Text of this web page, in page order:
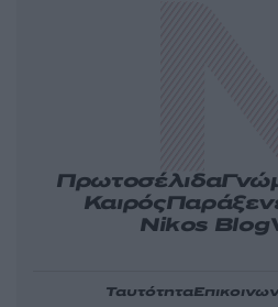
Πρωτοσέλιδα
Καιρός
Nikos Blog
Ταυτότητα